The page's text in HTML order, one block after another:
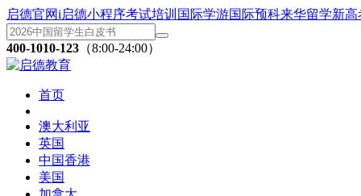
启德官网i启德小程序考试培训 国际学游国际预科来华留学新高
400-1010-123 （8:00-24:00）
首页
澳大利亚
英国
中国香港
美国